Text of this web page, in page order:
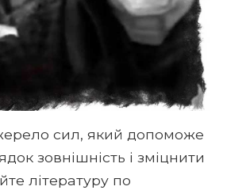
сил, який допоможе
зовнішність і зміцнити
літературу по